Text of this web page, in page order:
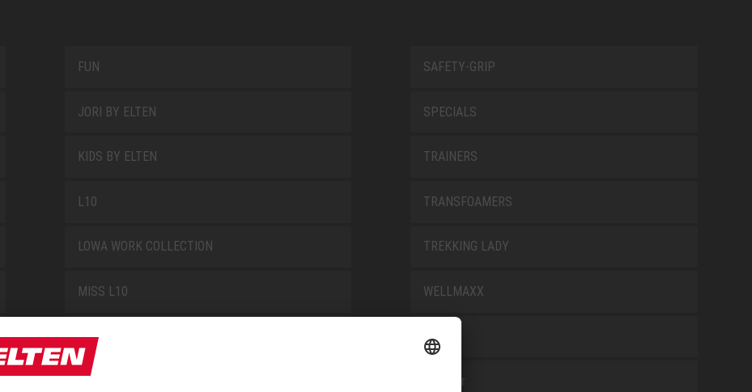
FUN
JORI BY ELTEN
KIDS BY ELTEN
L10
LOWA WORK COLLECTION
MISS L10
NEW CLASSICS
NOVA
SAFETY-GRIP
SPECIALS
TRAINERS
TRANSFOAMERS
TREKKING LADY
WELLMAXX
WHITE
Zubehör